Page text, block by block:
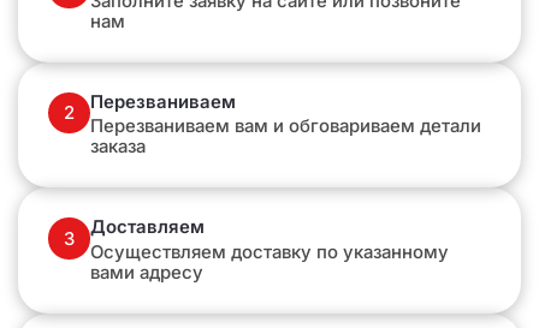
нам
2
Перезваниваем
Перезваниваем вам и обговариваем детали
заказа
3
Доставляем
Осуществляем доставку по указанному
вами адресу